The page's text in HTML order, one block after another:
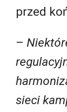
przed
–
sieci